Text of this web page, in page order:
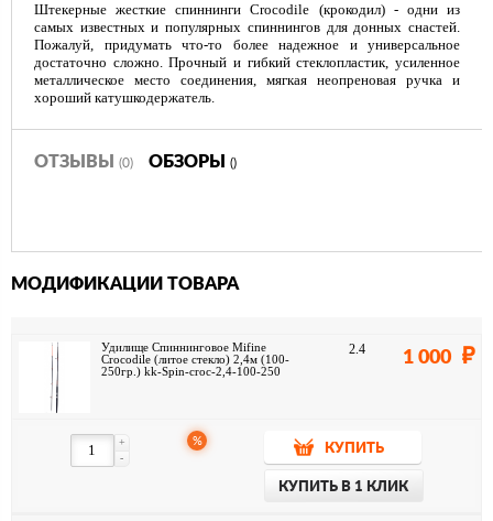
Штекерные жесткие спиннинги Crocodile (крокодил) - одни из
самых известных и популярных спиннингов для донных снастей.
Пожалуй, придумать что-то более надежное и универсальное
достаточно сложно. Прочный и гибкий стеклопластик, усиленное
металлическое место соединения, мягкая неопреновая ручка и
хороший катушкодержатель.
ОТЗЫВЫ (0) ОБЗОРЫ ()
МОДИФИКАЦИИ ТОВАРА
Удилище Спиннинговое Mifine
Crocodile (литое стекло) 2,4м (100-
250гр.) kk-Spin-croc-2,4-100-250
2.4 1 000
-
+ %
КУПИТЬ
КУПИТЬ В 1 КЛИК